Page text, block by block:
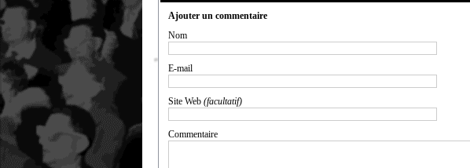
Ajouter un commentaire
Nom
E-mail
Site Web (facultatif)
Commentaire